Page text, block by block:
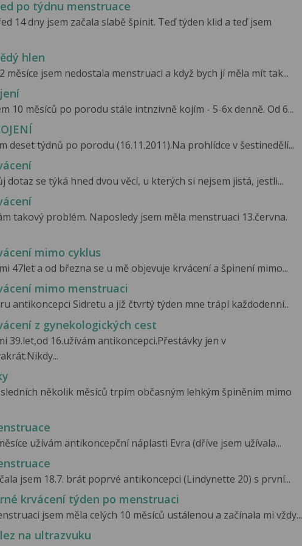
po týdnu menstruace
14 dny jsem začala slabě špinit. Teď týden klid a teď jsem
hlen
měsíce jsem nedostala menstruaci a když bych jí měla mít tak...
10 měsíců po porodu stále intnzivně kojím - 5-6x denně. Od 6...
deset týdnů po porodu (16.11.2011).Na prohlídce v šestinedělí...
dotaz se týká hned dvou věcí, u kterých si nejsem jistá, jestli...
takový problém. Naposledy jsem měla menstruaci 13.června.
mimo cyklus
47let a od března se u mě objevuje krvácení a špinení mimo...
mimo menstruaci
antikoncepci Sidretu a již čtvrtý týden mne trápí každodenní...
z gynekologických cest
39.let,od 16.užívám antikoncepci.Přestávky jen v
několik měsíců trpím občasným lehkým špiněním mimo
užívám antikoncepční náplasti Evra (dříve jsem užívala...
jsem 18.7. brát poprvé antikoncepci (Lindynette 20) s první...
krvácení týden po menstruaci
jsem měla celých 10 měsíců ustálenou a začínala mi vždy...
na ultrazvuku